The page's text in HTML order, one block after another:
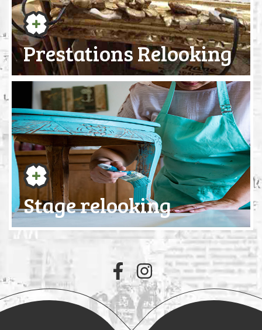
Prestations Relooking
Stage relooking